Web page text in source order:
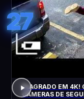
27
FLAGRADO EM 4K!
CÂMERAS DE